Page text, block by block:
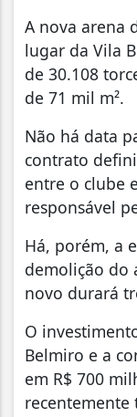
A nova arena
lugar da Vila
de 30.108
de 71 mil m².
Não há data
contrato
entre o clube
responsável
Há, porém, a
demolição do
novo durará
O
Belmiro e a
em R$ 700
recentemente